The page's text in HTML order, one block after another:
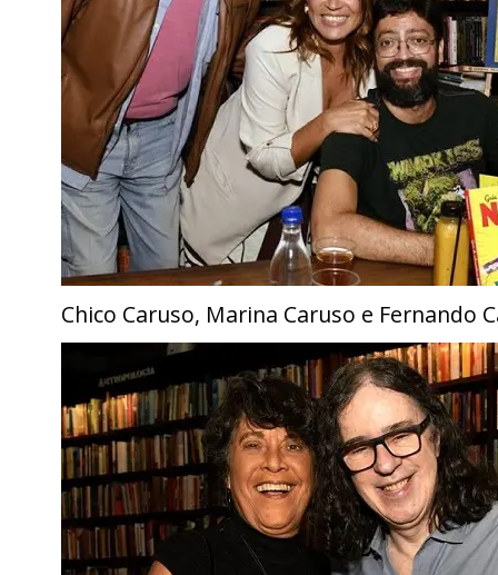
Chico Caruso, Marina Caruso e Fernando